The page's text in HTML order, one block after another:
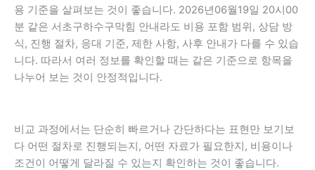
용 기준을 살펴보는 것이 좋습니다. 2026년06월19일 20시00
분 같은 서초구하수구막힘 안내라도 비용 포함 범위, 상담 방
식, 진행 절차, 응대 기준, 제한 사항, 사후 안내가 다를 수 있습
니다. 따라서 여러 정보를 확인할 때는 같은 기준으로 항목을
나누어 보는 것이 안정적입니다.
비교 과정에서는 단순히 빠르거나 간단하다는 표현만 보기보
다 어떤 절차로 진행되는지, 어떤 자료가 필요한지, 비용이나
조건이 어떻게 달라질 수 있는지 확인하는 것이 좋습니다.